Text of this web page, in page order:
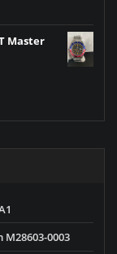
Master
0003